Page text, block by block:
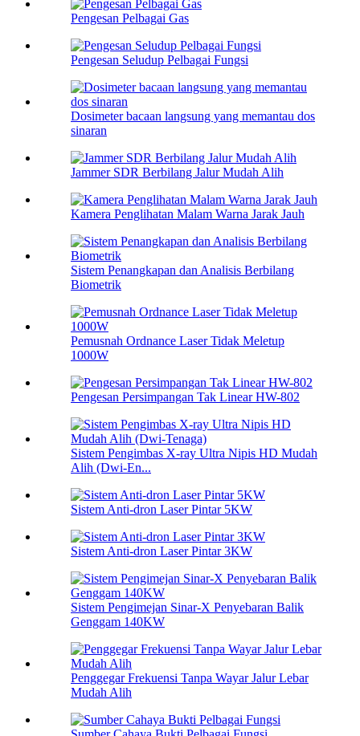
Pengesan Pelbagai Gas
Pengesan Seludup Pelbagai Fungsi
Dosimeter bacaan langsung yang memantau dos
sinaran
Jammer SDR Berbilang Jalur Mudah Alih
Kamera Penglihatan Malam Warna Jarak Jauh
Sistem Penangkapan dan Analisis Berbilang
Biometrik
Pemusnah Ordnance Laser Tidak Meletup
1000W
Pengesan Persimpangan Tak Linear HW-802
Sistem Pengimbas X-ray Ultra Nipis HD Mudah
Alih (Dwi-En...
Sistem Anti-dron Laser Pintar 5KW
Sistem Anti-dron Laser Pintar 3KW
Sistem Pengimejan Sinar-X Penyebaran Balik
Genggam 140KW
Penggegar Frekuensi Tanpa Wayar Jalur Lebar
Mudah Alih